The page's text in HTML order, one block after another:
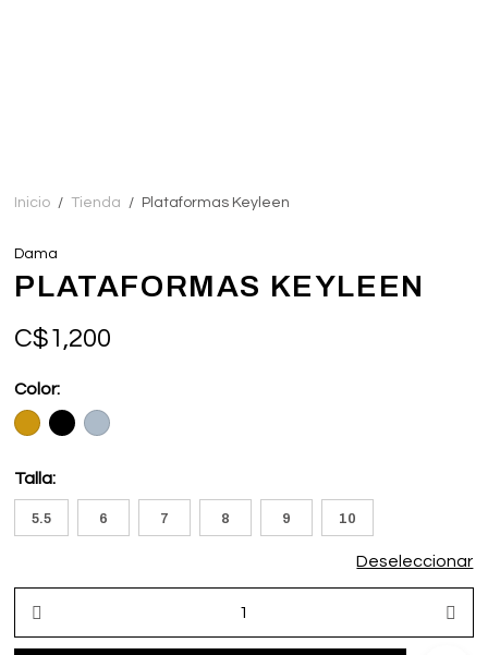
Inicio / Tienda / Plataformas Keyleen
Dama
PLATAFORMAS KEYLEEN
C$1,200
Color:
Talla:
5.5 6 7 8 9 10
Deseleccionar